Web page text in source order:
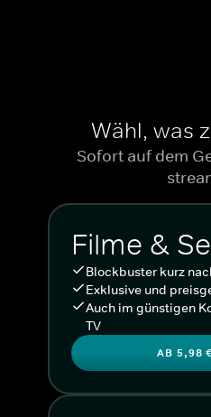
Wähl, was
Sofort auf dem
Filme &
Blockbuster kurz
Exklusive und
Auch im günstigen
TV
AB 5,98